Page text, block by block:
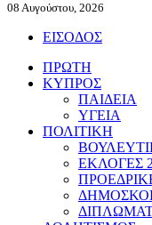
08 Αυγούστου, 2026
ΕΙΣΟΔΟΣ
ΠΡΩΤΗ
ΚΥΠΡΟΣ
ΠΑΙΔΕΙΑ
ΥΓΕΙΑ
ΠΟΛΙΤΙΚΗ
ΕΚΛΟΓΕΣ